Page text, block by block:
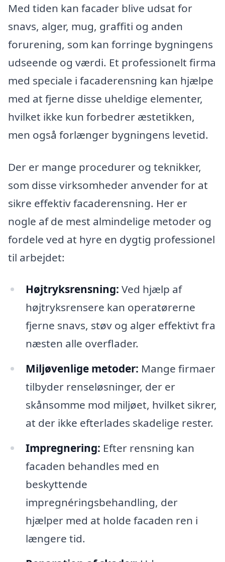
Med tiden kan facader blive udsat for
snavs, alger, mug, graffiti og anden
forurening, som kan forringe bygningens
udseende og værdi. Et professionelt firma
med speciale i facaderensning kan hjælpe
med at fjerne disse uheldige elementer,
hvilket ikke kun forbedrer æstetikken,
men også forlænger bygningens levetid.
Der er mange procedurer og teknikker,
som disse virksomheder anvender for at
sikre effektiv facaderensning. Her er
nogle af de mest almindelige metoder og
fordele ved at hyre en dygtig professionel
til arbejdet:
Højtryksrensning: Ved hjælp af
højtryksrensere kan operatørerne
fjerne snavs, støv og alger effektivt fra
næsten alle overflader.
Miljøvenlige metoder: Mange firmaer
tilbyder renseløsninger, der er
skånsomme mod miljøet, hvilket sikrer,
at der ikke efterlades skadelige rester.
Impregnering: Efter rensning kan
facaden behandles med en
beskyttende
impregnéringsbehandling, der
hjælper med at holde facaden ren i
længere tid.